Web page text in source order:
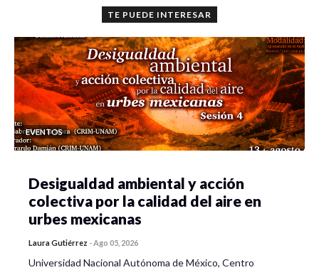
TE PUEDE INTERESAR
EVENTOS
Desigualdad ambiental y acción
colectiva por la calidad del aire en
urbes mexicanas
Laura Gutiérrez -Ago 05, 2026
Universidad Nacional Autónoma de México, Centro